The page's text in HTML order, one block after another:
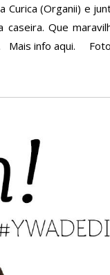
Curica (Organii) e
Que
Mais info aqui.